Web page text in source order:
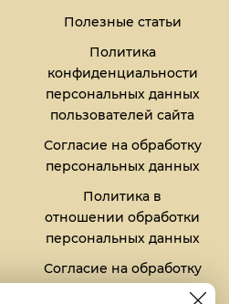
Полезные статьи
Политика
конфиденциальности
персональных данных
пользователей сайта
Согласие на обработку
персональных данных
Политика в
отношении обработки
персональных данных
Согласие на обработку
файлов кукис (cookies)